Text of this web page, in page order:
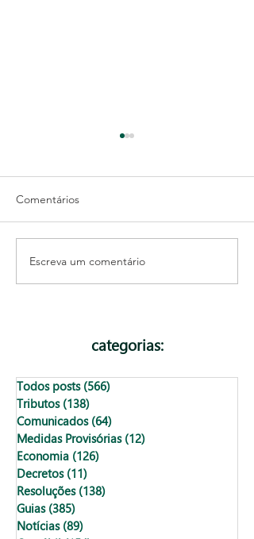
Como são os tributos de
uma empresa lucro real?
Comentários
Escreva um comentário
categorias:
Todos posts (566)
Tributos (138)
Comunicados (64)
Medidas Provisórias (12)
Economia (126)
Decretos (11)
Resoluções (138)
Guias (385)
Notícias (89)